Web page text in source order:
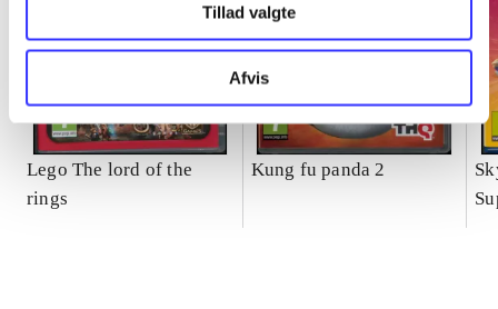
Tillad valgte
Afvis
Lego The lord of the
rings
Kung fu panda 2